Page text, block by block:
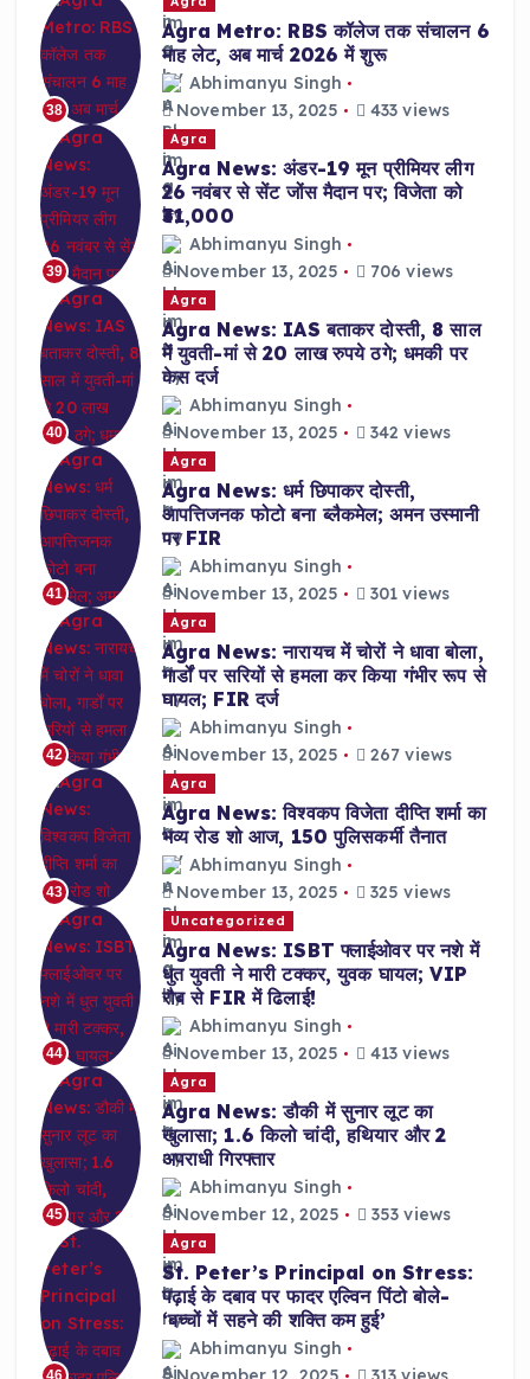
38
Agra Metro: RBS कॉलेज तक संचालन 6
माह लेट, अब मार्च 2026 में शुरू
Abhimanyu Singh
November 13, 2025
433 views
39
Agra
Agra News: अंडर-19 मून प्रीमियर लीग
26 नवंबर से सेंट जोंस मैदान पर; विजेता को
₹31,000
Abhimanyu Singh
November 13, 2025
706 views
40
Agra
Agra News: IAS बताकर दोस्ती, 8 साल
में युवती-मां से 20 लाख रुपये ठगे; धमकी पर
केस दर्ज
Abhimanyu Singh
November 13, 2025
342 views
41
Agra
Agra News: धर्म छिपाकर दोस्ती,
आपत्तिजनक फोटो बना ब्लैकमेल; अमन उस्मानी
पर FIR
Abhimanyu Singh
November 13, 2025
301 views
42
Agra
Agra News: नारायच में चोरों ने धावा बोला,
गार्डों पर सरियों से हमला कर किया गंभीर रूप से
घायल; FIR दर्ज
Abhimanyu Singh
November 13, 2025
267 views
43
Agra
Agra News: विश्वकप विजेता दीप्ति शर्मा का
भव्य रोड शो आज, 150 पुलिसकर्मी तैनात
Abhimanyu Singh
November 13, 2025
325 views
44
Uncategorized
Agra News: ISBT फ्लाईओवर पर नशे में
धुत युवती ने मारी टक्कर, युवक घायल; VIP
रौब से FIR में ढिलाई!
Abhimanyu Singh
November 13, 2025
413 views
45
Agra
Agra News: डौकी में सुनार लूट का
खुलासा; 1.6 किलो चांदी, हथियार और 2
अपराधी गिरफ्तार
Abhimanyu Singh
November 12, 2025
353 views
Agra
St. Peter’s Principal on Stress:
पढ़ाई के दबाव पर फादर एल्विन पिंटो बोले-
‘बच्चों में सहने की शक्ति कम हुई’
Abhimanyu Singh